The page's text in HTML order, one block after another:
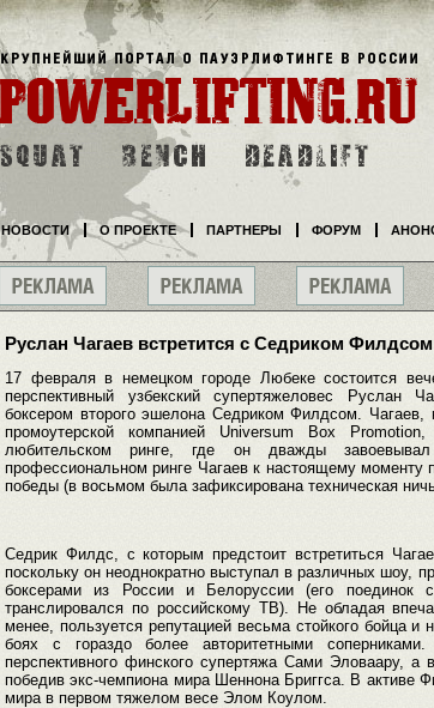
Руслан Чагаев встретится с Седриком Филдсом
17 февраля в немецком городе Любеке состоится
перспективный узбекский супертяжеловес Руслан
боксером второго эшелона Седриком Филдсом. Чагаев,
промоутерской компанией Universum Box
любительском ринге, где он дважды
профессиональном ринге Чагаев к настоящему
победы (в восьмом была зафиксирована техническая
Седрик Филдс, с которым предстоит встретиться
поскольку он неоднократно выступал в различных шоу,
боксерами из России и Белоруссии (его
транслировался по российскому ТВ). Не обладая
менее, пользуется репутацией весьма стойкого бойца
боях с гораздо более авторитетными
перспективного финского супертяжа Сами Эловаару, а
победив экс-чемпиона мира Шеннона Бриггса. В активе
мира в первом тяжелом весе Элом Коулом.
НОВОСТИ О ПРОЕКТЕ ПАРТНЕРЫ ФОРУМ